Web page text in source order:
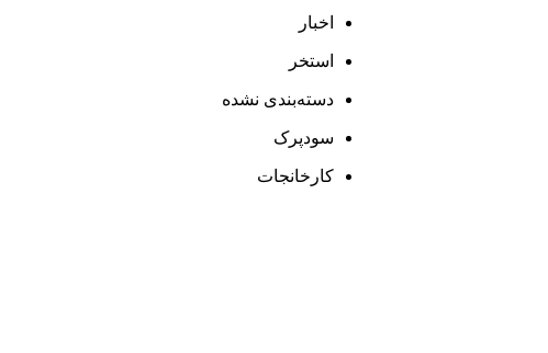
اخبار
استخر
دسته‌بندی نشده
سودپرک
کارخانجات